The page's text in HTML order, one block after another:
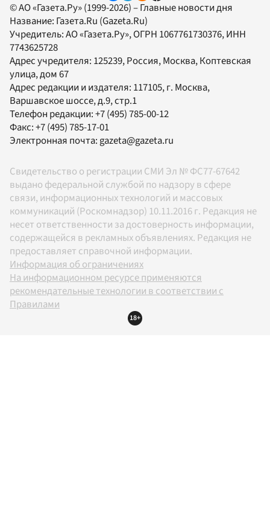
© АО «Газета.Ру» (1999-2026) – Главные новости дня
Название: Газета.Ru (Gazeta.Ru)
Учредитель:АО «Газета.Ру», ОГРН 1067761730376, ИНН
7743625728
Адрес учредителя: 125239, Россия, Москва, Коптевская
улица, дом 67
Адрес редакции и издателя: 117105, г. Москва,
Варшавское шоссе, д.9, стр.1
Телефон редакции:+7 (495) 785-00-12
Факс:+7 (495) 785-17-01
Электронная почта:gazeta@gazeta.ru
Свидетельство о регистрации СМИ Эл № ФС77-67642
выдано федеральной службой по надзору в сфере
связи, информационных технологий и массовых
коммуникаций (Роскомнадзор) 10.11.2016 г. Редакция не
несет ответственности за достоверность информации,
содержащейся в рекламных объявлениях. Редакция не
предоставляет справочной информации.
Информация об ограничениях
На информационном ресурсе применяются
рекомендательные технологии в соответствии с
Правилами
18+